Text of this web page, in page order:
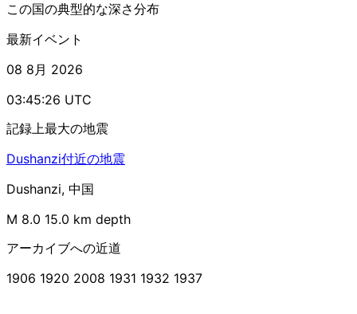
この国の典型的な深さ分布
最新イベント
08 8月 2026
03:45:26 UTC
記録上最大の地震
Dushanzi付近の地震
Dushanzi, 中国
M 8.0 15.0 km depth
アーカイブへの近道
1906 1920 2008 1931 1932 1937